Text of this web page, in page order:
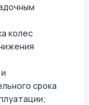
колес
срока